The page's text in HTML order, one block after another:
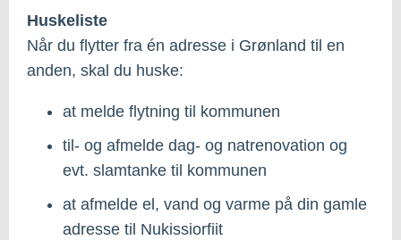
Huskeliste
Når du flytter fra én adresse i Grønland til en
anden, skal du huske:
at melde flytning til kommunen
til- og afmelde dag- og natrenovation og
evt. slamtanke til kommunen
at afmelde el, vand og varme på din gamle
adresse til Nukissiorfiit